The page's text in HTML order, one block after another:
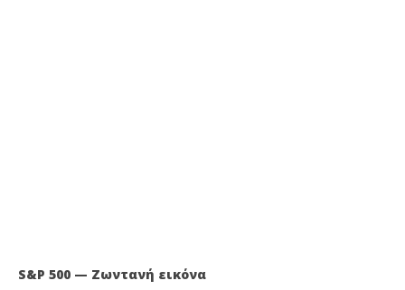
S&P 500 — Ζωντανή εικόνα